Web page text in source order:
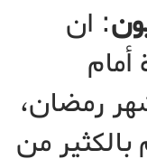
: ان
رمضان،
من